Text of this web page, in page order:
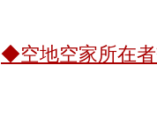
◆空地空家所在